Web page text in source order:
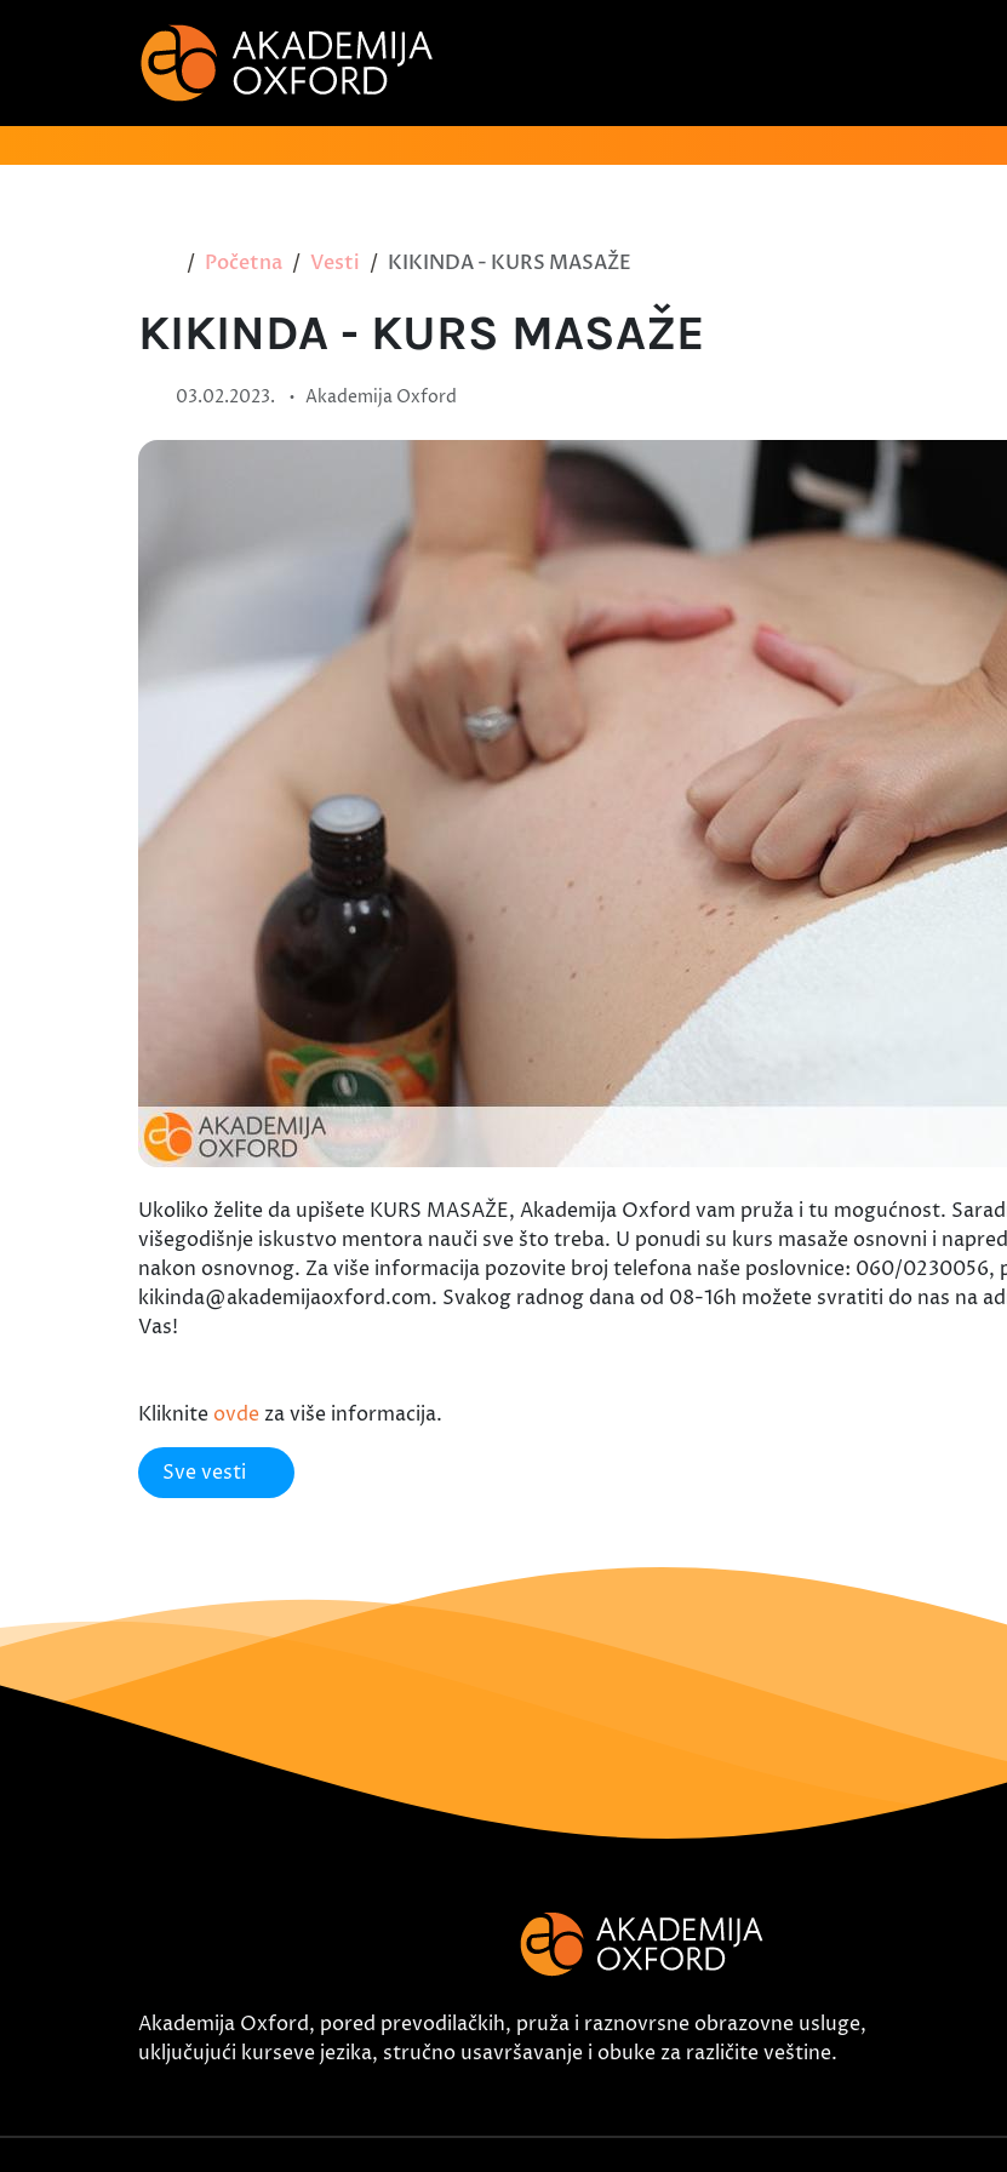
Početna Vesti KIKINDA - KURS MASAŽE
KIKINDA - KURS MASAŽE
03.02.2023. • Akademija Oxford
Ukoliko želite da upišete KURS MASAŽE, Akademija Oxford vam pruža i tu mogućnost.
višegodišnje iskustvo mentora nauči sve što treba. U ponudi su kurs masaže osnovni i
nakon osnovnog. Za više informacija pozovite broj telefona naše poslovnice: 060/0230056,
kikinda@akademijaoxford.com. Svakog radnog dana od 08-16h možete svratiti do nas na
Vas!
Kliknite ovde za više informacija.
Sve vesti
Akademija Oxford, pored prevodilačkih, pruža i raznovrsne obrazovne usluge,
uključujući kurseve jezika, stručno usavršavanje i obuke za različite veštine.